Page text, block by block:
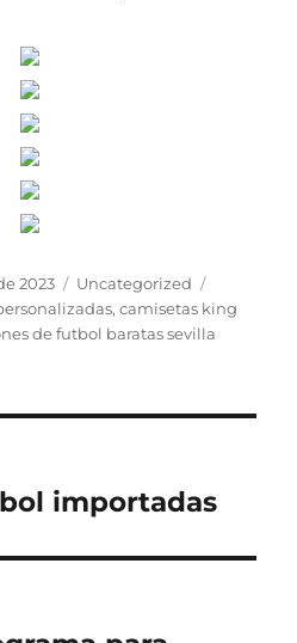
2023 Categorías
Uncategorized
,camisetas king
de futbol baratas sevilla
importadas